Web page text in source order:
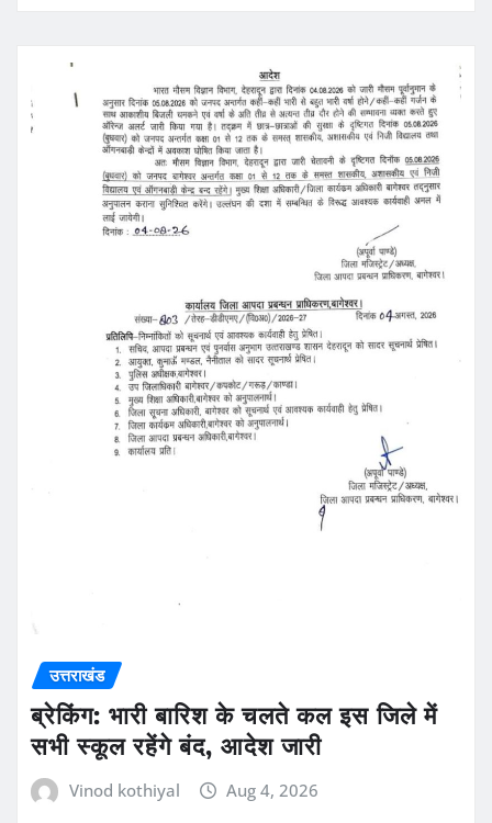
उत्तराखंड
ब्रेकिंग: भारी बारिश के चलते कल इस जिले में
सभी स्कूल रहेंगे बंद, आदेश जारी
Vinod kothiyal Aug 4, 2026